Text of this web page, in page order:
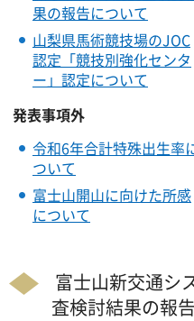
果の報告について
山梨県馬術競技場のJOC
認定「競技別強化センタ
ー」認定について
発表事項外
令和6年合計特殊出生率
ついて
富士山開山に向けた所感
について
富士山新交通シ
査検討結果の報